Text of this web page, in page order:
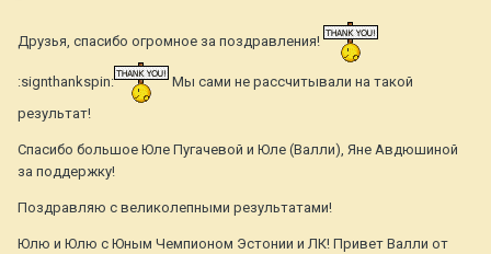
Друзья, спасибо огромное за поздравления!
:signthankspin:
Мы сами не рассчитывали на такой
результат!
Спасибо большое Юле Пугачевой и Юле (Валли), Яне Авдюшиной
за поддержку!
Поздравляю с великолепными результатами!
Юлю и Юлю с Юным Чемпионом Эстонии и ЛК! Привет Валли от